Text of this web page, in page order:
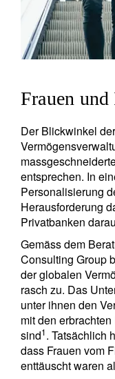
Frauen
Der Blickwinkel
entsprechen. In
Personalisierung
Herausforderung
Privatbanken
Gemäss dem
Consulting Group
der globalen
rasch zu. Das
unter ihnen den
mit den
sind1. Tatsächlich
dass Frauen vom
enttäuscht waren